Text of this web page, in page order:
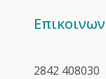
2842 408030